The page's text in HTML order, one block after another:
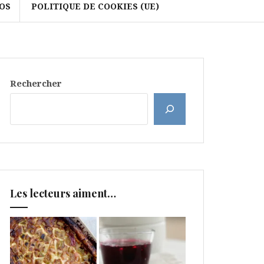
POLITIQUE DE COOKIES (UE)
Rechercher
Les lecteurs aiment…